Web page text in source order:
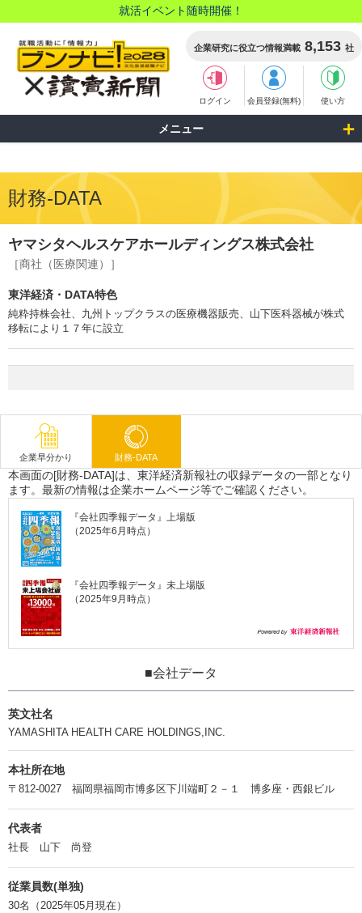
就活イベント随時開催！
企業研究に役立つ情報満載 8,153 社
ログイン 会員登録(無料) 使い方
メニュー
財務-DATA
ヤマシタヘルスケアホールディングス株式会社
［商社（医療関連）］
東洋経済・DATA特色
純粋持株会社、九州トップクラスの医療機器販売、山下医科器械が株式
移転により１７年に設立
企業早分かり 財務-DATA
本画面の[財務-DATA]は、東洋経済新報社の収録データの一部となり
ます。最新の情報は企業ホームページ等でご確認ください。
『会社四季報データ』上場版
（2025年6月時点）
『会社四季報データ』未上場版
（2025年9月時点）
■会社データ
英文社名
YAMASHITA HEALTH CARE HOLDINGS,INC.
本社所在地
〒812-0027 福岡県福岡市博多区下川端町２－１ 博多座・西銀ビル
代表者
社長 山下 尚登
従業員数(単独)
30名（2025年05月現在）